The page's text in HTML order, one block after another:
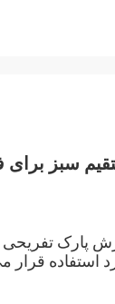
سبز
تفریحی ،
استفاده قرار